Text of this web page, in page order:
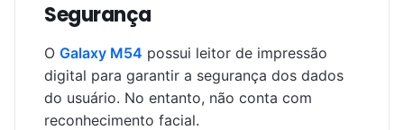
Segurança
O Galaxy M54 possui leitor de impressão
digital para garantir a segurança dos dados
do usuário. No entanto, não conta com
reconhecimento facial.